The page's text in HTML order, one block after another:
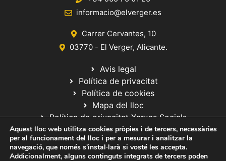
informacio@elverger.es
Carrer Cervantes, 10
03770 - El Verger, Alicante.
Avis legal
Política de privacitat
Política de cookies
Mapa del lloc
Política de privacitat Xarxes Socials
Aquest lloc web utilitza cookies pròpies i de tercers, necessàries
per al funcionament del lloc i per a mesurar i analitzar la
navegació, que només s'instal·larà si vosté les accepta.
Addicionalment, alguns continguts integrats de tercers poden